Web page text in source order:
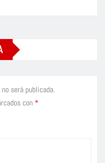
será publicada.
con *